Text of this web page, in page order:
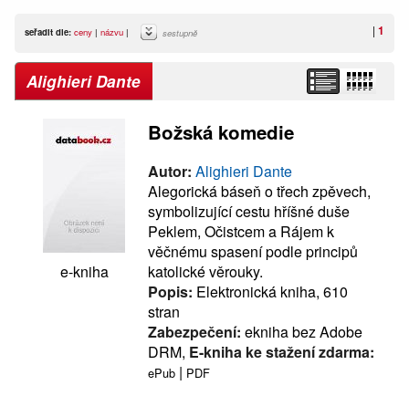
| 1
seřadit dle: ceny | názvu | sestupně
Alighieri Dante
e-kniha
Božská komedie
Autor: Alighieri Dante
Alegorická báseň o třech zpěvech,
symbolizující cestu hříšné duše
Peklem, Očistcem a Rájem k
věčnému spasení podle principů
katolické věrouky.
Popis: Elektronická kniha, 610
stran
Zabezpečení: ekniha bez Adobe
DRM, E-kniha ke stažení zdarma:
ePub | PDF